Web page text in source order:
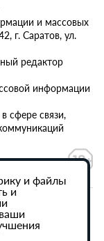
и массовых
г. Саратов, ул.
редактор
информации
сфере связи,
данных
и файлы
и